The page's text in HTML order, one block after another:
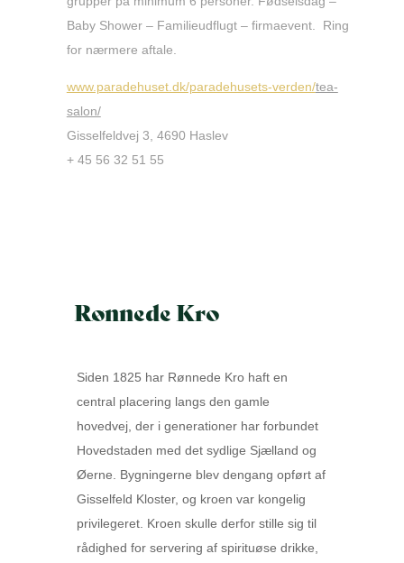
Baby Shower – Familieudflugt – firmaevent. Ring
for nærmere aftale.
www.paradehuset.dk/paradehusets-verden/tea-
salon/
Gisselfeldvej 3, 4690 Haslev
+ 45 56 32 51 55
Rønnede Kro
Siden 1825 har Rønnede Kro haft en
central placering langs den gamle
hovedvej, der i generationer har forbundet
Hovedstaden med det sydlige Sjælland og
Øerne. Bygningerne blev dengang opført af
Gisselfeld Kloster, og kroen var kongelig
privilegeret. Kroen skulle derfor stille sig til
rådighed for servering af spirituøse drikke,